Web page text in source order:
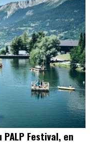
Festival, en